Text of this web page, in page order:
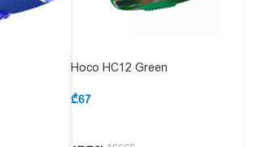
Hoco HC12 Green
₾67